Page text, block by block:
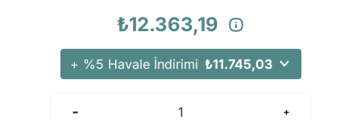
₺12.363,19
+ %5 Havale İndirimi ₺11.745,03